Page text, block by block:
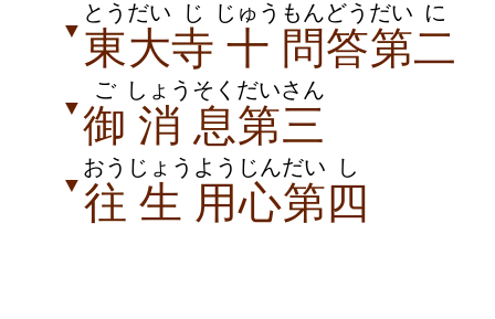
▼ 東大
とうだい
寺
じ
十
じゅう
問答
もんどう
第
だい
二
に
▼御
ご
消
しょう
息
そく
第三
だいさん
▼ 往
おう
生
じょう
用心
ようじん
第
だい
四
し